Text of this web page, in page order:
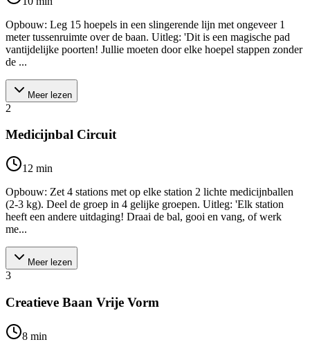
Opbouw: Leg 15 hoepels in een slingerende lijn met ongeveer 1
meter tussenruimte over de baan. Uitleg: 'Dit is een magische pad
vantijdelijke poorten! Jullie moeten door elke hoepel stappen zonder
de ...
Meer lezen
2
Medicijnbal Circuit
12 min
Opbouw: Zet 4 stations met op elke station 2 lichte medicijnballen
(2-3 kg). Deel de groep in 4 gelijke groepen. Uitleg: 'Elk station
heeft een andere uitdaging! Draai de bal, gooi en vang, of werk
me...
Meer lezen
3
Creatieve Baan Vrije Vorm
8 min